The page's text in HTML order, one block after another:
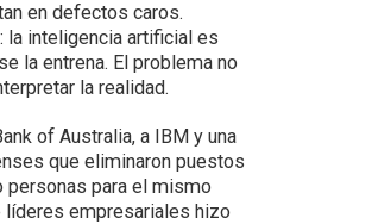
en defectos caros.
la inteligencia artificial es
la entrena. El problema no
la realidad.
of Australia, a IBM y una
que eliminaron puestos
personas para el mismo
líderes empresariales hizo